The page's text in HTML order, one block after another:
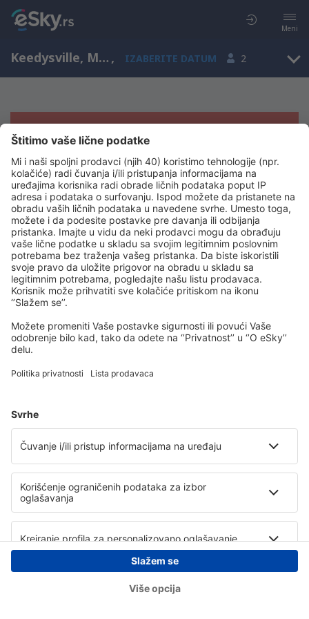
Meni
Keedysville, Maryland, Sjedinjene Američke Države , IZABERITE DATUM 2
Žao nam je, ne možemo da prikažemo
rezultate
Pokušajte još jednom kad izaberete druge kriterijume
Copyright © eSky.rs. Sva prava zadržana.